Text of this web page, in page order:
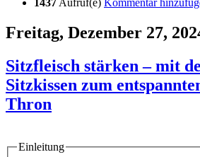
Freitag, Dezember 27,
Sitzfleisch stärken – mit
Sitzkissen zum
Thron
Einleitung